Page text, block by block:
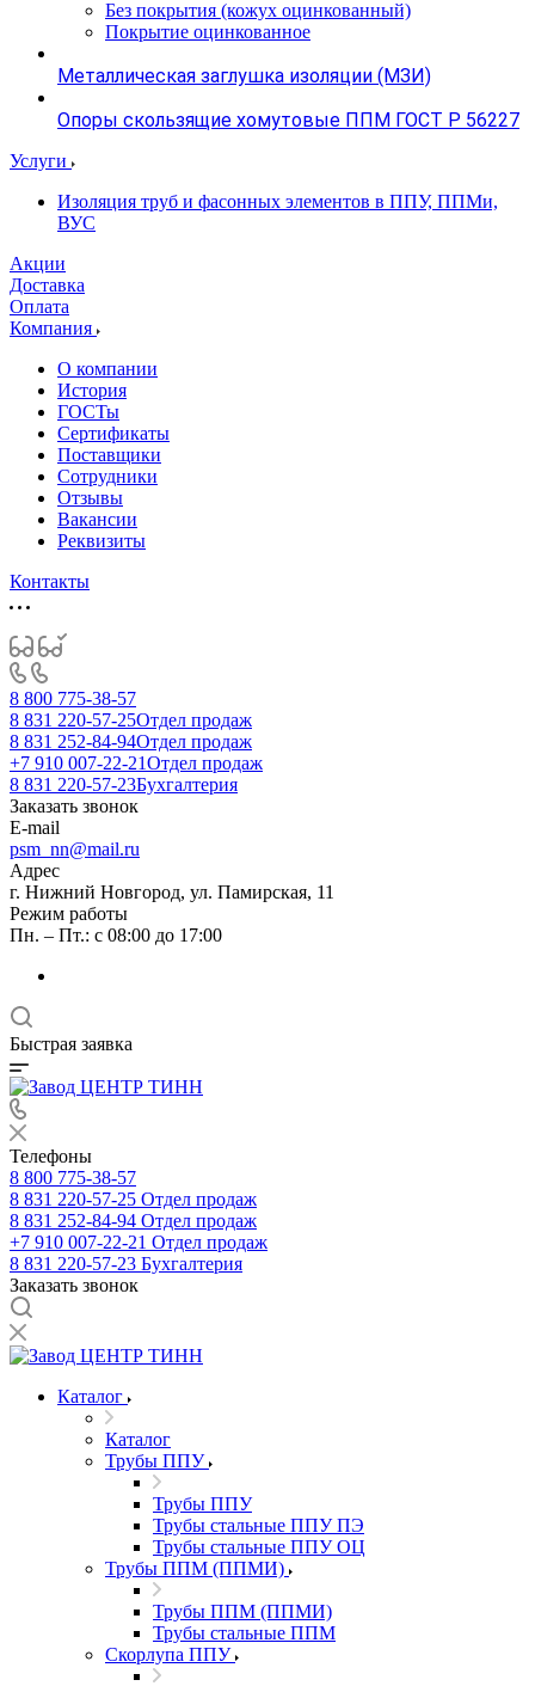
Без покрытия (кожух оцинкованный)
Покрытие оцинкованное
Металлическая заглушка изоляции (МЗИ)
Опоры скользящие хомутовые ППМ ГОСТ Р 56227
Услуги
Изоляция труб и фасонных элементов в ППУ, ППМи,
ВУС
Акции
Доставка
Оплата
Компания
О компании
История
ГОСТы
Сертификаты
Поставщики
Сотрудники
Отзывы
Вакансии
Реквизиты
Контакты
8 800 775-38-57
8 831 220-57-25Отдел продаж
8 831 252-84-94Отдел продаж
+7 910 007-22-21Отдел продаж
8 831 220-57-23Бухгалтерия
Заказать звонок
E-mail
psm_nn@mail.ru
Адрес
г. Нижний Новгород, ул. Памирская, 11
Режим работы
Пн. – Пт.: с 08:00 до 17:00
Быстрая заявка
Телефоны
8 800 775-38-57
8 831 220-57-25 Отдел продаж
8 831 252-84-94 Отдел продаж
+7 910 007-22-21 Отдел продаж
8 831 220-57-23 Бухгалтерия
Заказать звонок
Каталог
Каталог
Трубы ППУ
Трубы ППУ
Трубы стальные ППУ ПЭ
Трубы стальные ППУ ОЦ
Трубы ППМ (ППМИ)
Трубы ППМ (ППМИ)
Трубы стальные ППМ
Скорлупа ППУ